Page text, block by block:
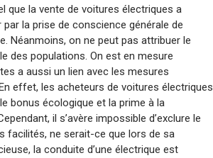
que la vente de voitures électriques a
par la prise de conscience générale de
Néanmoins, on ne peut pas attribuer le
des populations. On est en mesure
a aussi un lien avec les mesures
effet, les acheteurs de voitures électriques
bonus écologique et la prime à la
il s’avère impossible d’exclure le
facilités, ne serait-ce que lors de sa
la conduite d’une électrique est